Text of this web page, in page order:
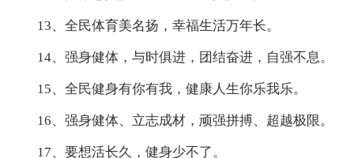
13、全民体育美名扬，幸福生活万年长。
14、强身健体，与时俱进，团结奋进，自强不息。
15、全民健身有你有我，健康人生你乐我乐。
16、强身健体、立志成材，顽强拼搏、超越极限。
17、要想活长久，健身少不了。